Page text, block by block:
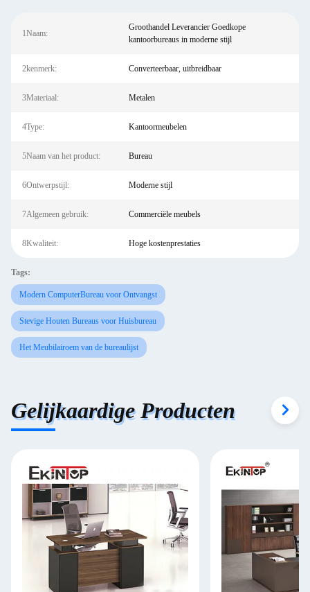
1Naam:
Groothandel Leverancier Goedkope
kantoorbureaus in moderne stijl
2kenmerk: Converteerbaar, uitbreidbaar
3Materiaal: Metalen
4Type: Kantoormeubelen
5Naam van het product: Bureau
6Ontwerpstijl: Moderne stijl
7Algemeen gebruik: Commerciële meubels
8Kwaliteit: Hoge kostenprestaties
Tags:
Modern ComputerBureau voor Ontvangst
Stevige Houten Bureaus voor Huisbureau
Het Meubilairoem van de bureaulijst
Gelijkaardige Producten